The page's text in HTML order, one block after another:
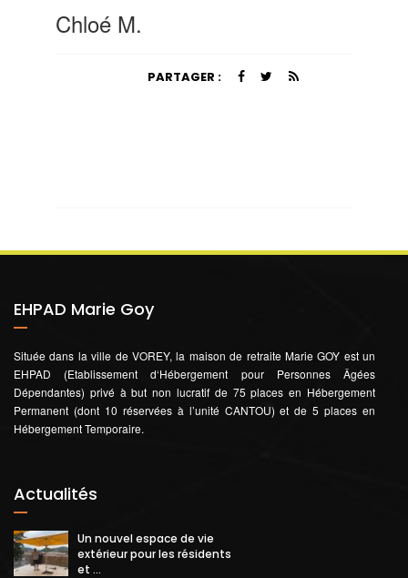
Chloé M.
PARTAGER :
EHPAD Marie Goy
Située dans la ville de VOREY, la maison de retraite Marie GOY est un
EHPAD (Etablissement d‘Hébergement pour Personnes Âgées
Dépendantes) privé à but non lucratif de 75 places en Hébergement
Permanent (dont 10 réservées à l’unité CANTOU) et de 5 places en
Hébergement Temporaire.
Actualités
Un nouvel espace de vie
extérieur pour les résidents
et ...